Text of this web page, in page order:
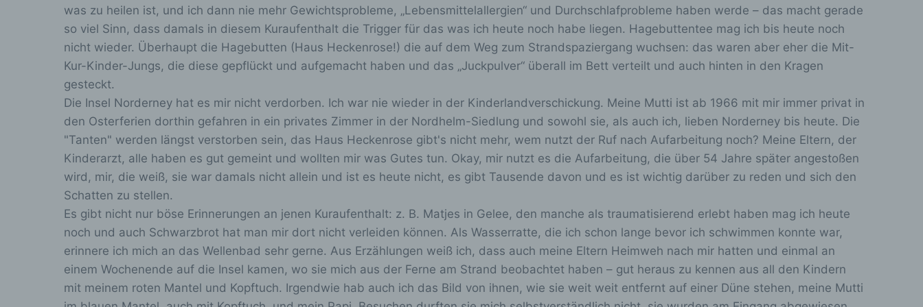
was zu heilen ist, und ich dann nie mehr Gewichtsprobleme, „Lebensmittelallergien“ und Durchschlafprobleme haben werde – das macht gerade
so viel Sinn, dass damals in diesem Kuraufenthalt die Trigger für das was ich heute noch habe liegen. Hagebuttentee mag ich bis heute noch
nicht wieder. Überhaupt die Hagebutten (Haus Heckenrose!) die auf dem Weg zum Strandspaziergang wuchsen: das waren aber eher die Mit-
Kur-Kinder-Jungs, die diese gepflückt und aufgemacht haben und das „Juckpulver“ überall im Bett verteilt und auch hinten in den Kragen
gesteckt.
Die Insel Norderney hat es mir nicht verdorben. Ich war nie wieder in der Kinderlandverschickung. Meine Mutti ist ab 1966 mit mir immer privat in
den Osterferien dorthin gefahren in ein privates Zimmer in der Nordhelm-Siedlung und sowohl sie, als auch ich, lieben Norderney bis heute. Die
"Tanten" werden längst verstorben sein, das Haus Heckenrose gibt's nicht mehr, wem nutzt der Ruf nach Aufarbeitung noch? Meine Eltern, der
Kinderarzt, alle haben es gut gemeint und wollten mir was Gutes tun. Okay, mir nutzt es die Aufarbeitung, die über 54 Jahre später angestoßen
wird, mir, die weiß, sie war damals nicht allein und ist es heute nicht, es gibt Tausende davon und es ist wichtig darüber zu reden und sich den
Schatten zu stellen.
Es gibt nicht nur böse Erinnerungen an jenen Kuraufenthalt: z. B. Matjes in Gelee, den manche als traumatisierend erlebt haben mag ich heute
noch und auch Schwarzbrot hat man mir dort nicht verleiden können. Als Wasserratte, die ich schon lange bevor ich schwimmen konnte war,
erinnere ich mich an das Wellenbad sehr gerne. Aus Erzählungen weiß ich, dass auch meine Eltern Heimweh nach mir hatten und einmal an
einem Wochenende auf die Insel kamen, wo sie mich aus der Ferne am Strand beobachtet haben – gut heraus zu kennen aus all den Kindern
mit meinem roten Mantel und Kopftuch. Irgendwie hab auch ich das Bild von ihnen, wie sie weit weit entfernt auf einer Düne stehen, meine Mutti
b
e
n
e) Profiling
personenbezogenen Daten verwendet werden, um bestimmte
persönliche Aspekte, die sich auf eine natürliche Person beziehen,
zu bewerten, insbesondere, um Aspekte bezüglich Arbeitsleistung,
wirtschaftlicher Lage, Gesundheit, persönlicher Vorlieben,
Interessen, Zuverlässigkeit, Verhalten, Aufenthaltsort oder
Ortswechsel dieser natürlichen Person zu analysieren oder
f) Pseudonymisierung
Pseudonymisierung ist die Verarbeitung personenbezogener Daten
in einer Weise, auf welche die personenbezogenen Daten ohne
Hinzuziehung zusätzlicher Informationen nicht mehr einer